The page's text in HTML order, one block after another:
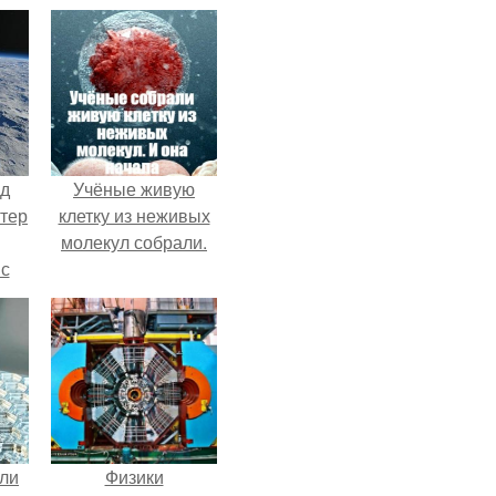
9.
Учёные живую
клетку из неживых
молекул собрали.
Физики